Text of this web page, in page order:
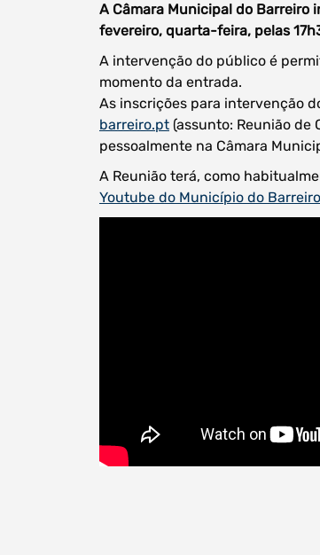
A Câmara Municipal do Barreiro
fevereiro, quarta-feira, pelas
A intervenção do público é
momento da entrada.
As inscrições para intervenção
barreiro.pt (assunto: Reunião de
pessoalmente na Câmara
A Reunião terá, como
Youtube do Município do Barreiro